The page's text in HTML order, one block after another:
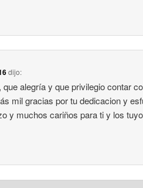
dijo:
alegría y que privilegio contar
mil gracias por tu dedicacion y
y muchos cariños para ti y los